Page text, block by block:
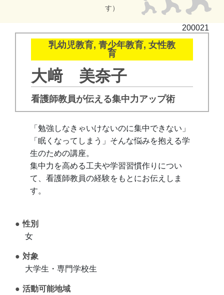
す）
200021
乳幼児教育, 青少年教育, 女性教
育
大﨑 美奈子
看護師教員が伝える集中力アップ術
「勉強しなきゃいけないのに集中できない」
「眠くなってしまう」そんな悩みを抱える学
生のための講座。
集中力を高める工夫や学習習慣作りについ
て、看護師教員の経験をもとにお伝えしま
す。
性別
女
対象
大学生・専門学校生
活動可能地域